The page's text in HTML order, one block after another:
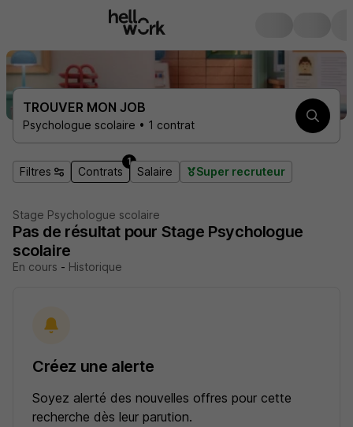
TROUVER MON JOB
Psychologue scolaire • 1 contrat
Filtres Contrats
1
Salaire Super recruteur
Stage Psychologue scolaire
Pas de résultat pour Stage Psychologue
scolaire
En cours - Historique
Créez une alerte
Soyez alerté des nouvelles offres pour cette
recherche dès leur parution.